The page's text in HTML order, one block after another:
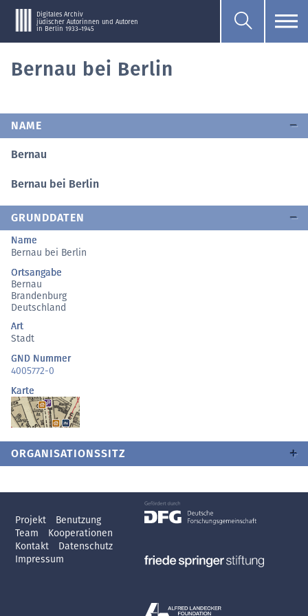
Digitales Archiv
jüdischer Autorinnen und Autoren
in Berlin 1933–1945
Bernau bei Berlin
NAME
Bernau
Bernau bei Berlin
GRUNDDATEN
Name
Bernau bei Berlin
Ortsangabe
Bernau
Brandenburg
Deutschland
Art
Stadt
GND Nummer
4005772-0
Karte
ORGANISATIONSSITZ
Projekt
Benutzung
Team
Kooperationen
Kontakt
Datenschutz
Impressum